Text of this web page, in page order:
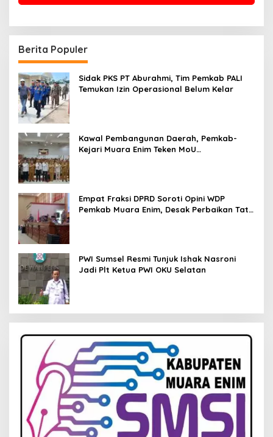
Berita Populer
Sidak PKS PT Aburahmi, Tim Pemkab PALI
Temukan Izin Operasional Belum Kelar
Kawal Pembangunan Daerah, Pemkab-
Kejari Muara Enim Teken MoU
Empat Fraksi DPRD Soroti Opini WDP
Pemkab Muara Enim, Desak Perbaikan Tata
PWI Sumsel Resmi Tunjuk Ishak Nasroni
Jadi Plt Ketua PWI OKU Selatan